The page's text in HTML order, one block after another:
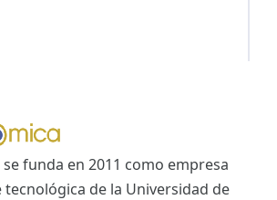
se funda en 2011 como empresa
de la Universidad de